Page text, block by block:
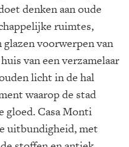
denken aan oude
ruimtes,
voorwerpen van
van een verzamelaar
licht in de hal
waarop de stad
gloed. Casa Monti
uitbundigheid, met